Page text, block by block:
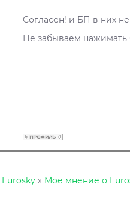
Согласен! и БП в них
Не забываем
Eurosky » Мое мнение о